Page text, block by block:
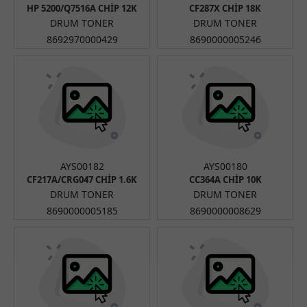
HP 5200/Q7516A CHİP 12K
DRUM TONER
8692970000429
CF287X CHİP 18K
DRUM TONER
8690000005246
AYS00182
CF217A/CRG047 CHİP 1.6K
DRUM TONER
8690000005185
AYS00180
CC364A CHİP 10K
DRUM TONER
8690000008629